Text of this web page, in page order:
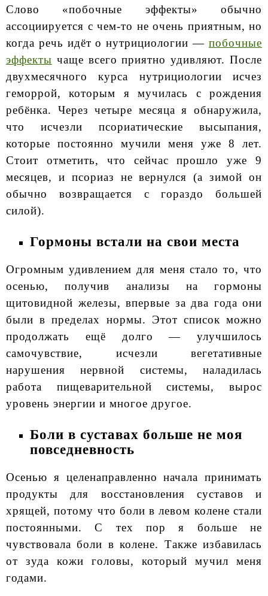
Слово «побочные эффекты» обычно
ассоциируется с чем-то не очень приятным, но
когда речь идёт о нутрициологии — побочные
эффекты чаще всего приятно удивляют. После
двухмесячного курса нутрициологии исчез
геморрой, которым я мучилась с рождения
ребёнка. Через четыре месяца я обнаружила,
что исчезли псориатические высыпания,
которые постоянно мучили меня уже 8 лет.
Стоит отметить, что сейчас прошло уже 9
месяцев, и псориаз не вернулся (а зимой он
обычно возвращается с гораздо большей
силой).
Гормоны встали на свои места
Огромным удивлением для меня стало то, что
осенью, получив анализы на гормоны
щитовидной железы, впервые за два года они
были в пределах нормы. Этот список можно
продолжать ещё долго — улучшилось
самочувствие, исчезли вегетативные
нарушения нервной системы, наладилась
работа пищеварительной системы, вырос
уровень энергии и многое другое.
Боли в суставах больше не моя
повседневность
Осенью я целенаправленно начала принимать
продукты для восстановления суставов и
хрящей, потому что боли в левом колене стали
постоянными. С тех пор я больше не
чувствовала боли в колене. Также избавилась
от зуда кожи головы, который мучил меня
годами.